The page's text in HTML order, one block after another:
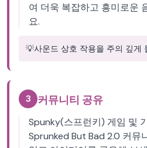
여 더욱 복잡하고 흥미로운
요.
💡사운드 상호 작용을 주의 깊게
3 커뮤니티 공유
Spunky(스프런키) 게임 및
Sprunked But Bad 2.0 커뮤